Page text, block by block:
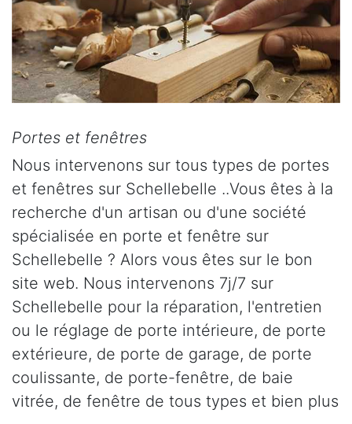
Portes et fenêtres
Nous intervenons sur tous types de portes
et fenêtres sur Schellebelle ..Vous êtes à la
recherche d'un artisan ou d'une société
spécialisée en porte et fenêtre sur
Schellebelle ? Alors vous êtes sur le bon
site web. Nous intervenons 7j/7 sur
Schellebelle pour la réparation, l'entretien
ou le réglage de porte intérieure, de porte
extérieure, de porte de garage, de porte
coulissante, de porte-fenêtre, de baie
vitrée, de fenêtre de tous types et bien plus